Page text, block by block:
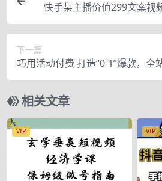
快手某主播价值299文案视
速
下一篇
巧用活动付费 打造“0-1”爆款，全
秒杀新晋升玩法
相关文章
VIP VIP